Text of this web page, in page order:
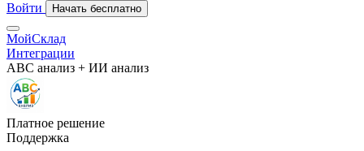
Войти
Начать бесплатно
МойСклад
Интеграции
ABC анализ + ИИ анализ
Платное решение
Поддержка